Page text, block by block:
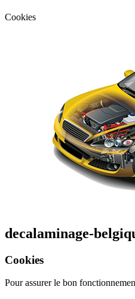
Cookies
decalaminage-
Cookies
Pour assurer le bon